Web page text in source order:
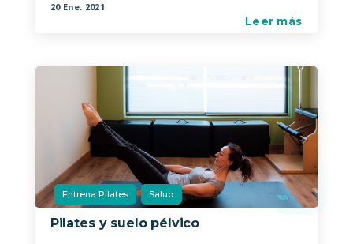
20 Ene. 2021
Leer más
Entrena Pilates Salud
Pilates y suelo pélvico